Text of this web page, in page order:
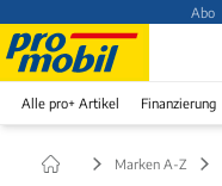
Abo
Alle pro+ Artikel Finanzierung
Marken A-Z